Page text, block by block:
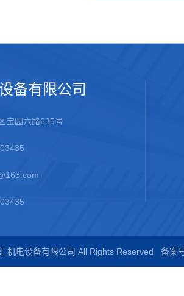
备有限公司
宝园六路635号
机电设备有限公司 All Rights Reserved 备案